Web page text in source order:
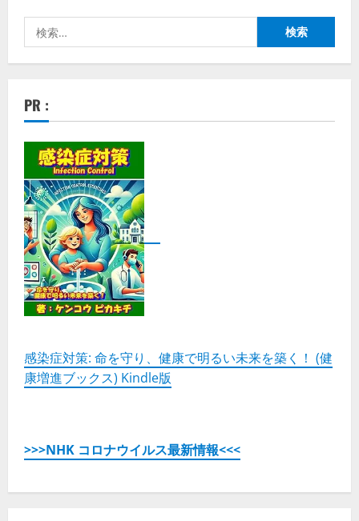
索:
PR :
感染症対策: 命を守り、健康で明るい未来を築く！ (健
康増進ブックス) Kindle版
>>>NHK コロナウイルス最新情報<<<